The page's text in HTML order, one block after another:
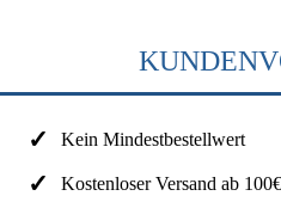
Kein Mindestbestellwert
Kostenloser Versand ab 100€